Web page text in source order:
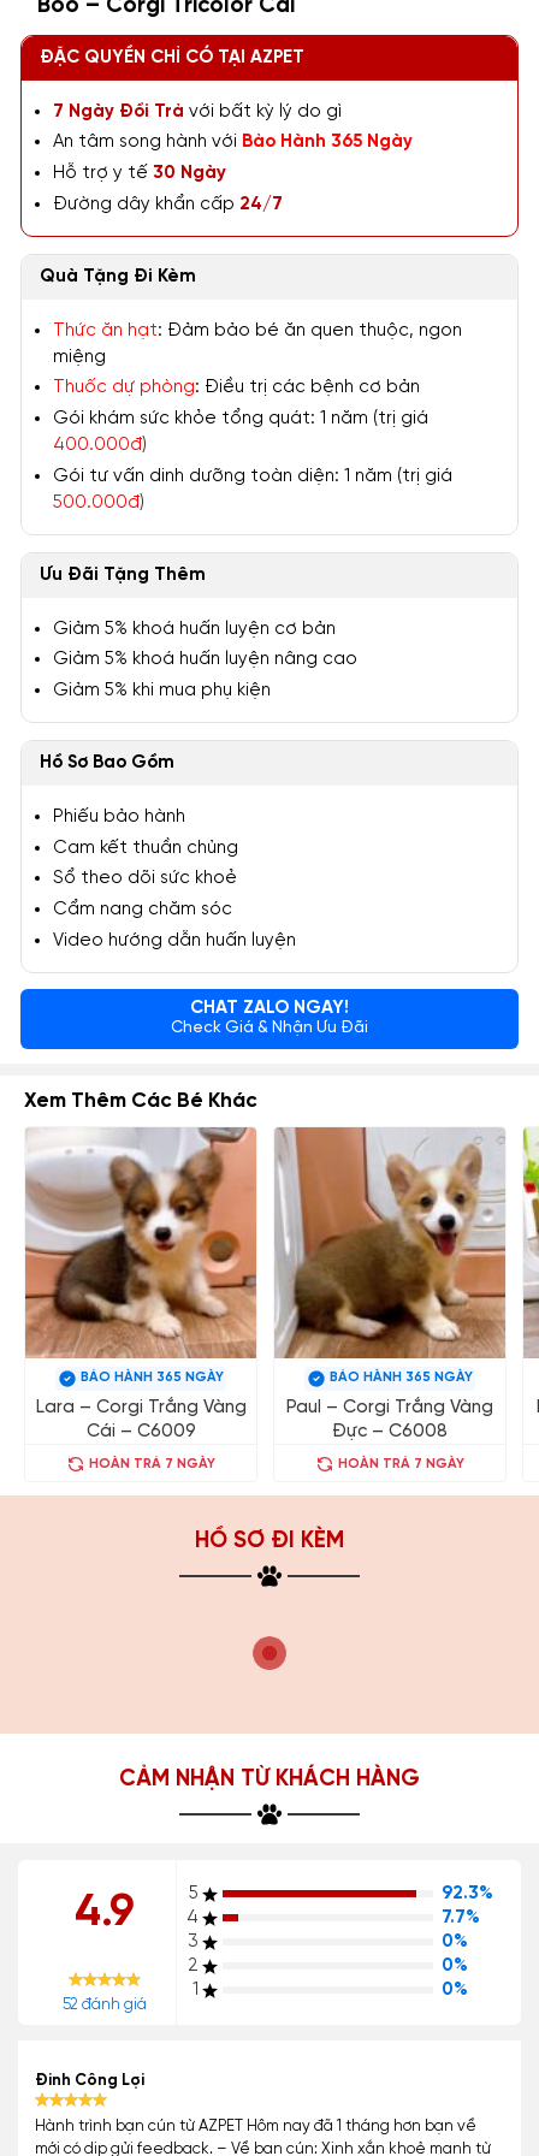
Boo – Corgi Tricolor Cái
ĐẶC QUYỀN CHỈ CÓ TẠI AZPET
7 Ngày Đổi Trả với bất kỳ lý do gì
An tâm song hành với Bảo Hành 365 Ngày
Hỗ trợ y tế 30 Ngày
Đường dây khẩn cấp 24/7
Quà Tặng Đi Kèm
Thức ăn hạt: Đảm bảo bé ăn quen thuộc, ngon
miệng
Thuốc dự phòng: Điều trị các bệnh cơ bản
Gói khám sức khỏe tổng quát: 1 năm (trị giá
400.000đ)
Gói tư vấn dinh dưỡng toàn diện: 1 năm (trị giá
500.000đ)
Ưu Đãi Tặng Thêm
Giảm 5% khoá huấn luyện cơ bản
Giảm 5% khoá huấn luyện nâng cao
Giảm 5% khi mua phụ kiện
Hồ Sơ Bao Gồm
Phiếu bảo hành
Cam kết thuần chủng
Sổ theo dõi sức khoẻ
Cẩm nang chăm sóc
Video hướng dẫn huấn luyện
CHAT ZALO NGAY!
Check Giá & Nhận Ưu Đãi
Xem Thêm Các Bé Khác
BẢO HÀNH 365 NGÀY
Lara – Corgi Trắng Vàng
Cái – C6009
HOÀN TRẢ 7 NGÀY
BẢO HÀNH 365 NGÀY
Paul – Corgi Trắng Vàng
Đực – C6008
HOÀN TRẢ 7 NGÀY
HỒ SƠ ĐI KÈM
CẢM NHẬN TỪ KHÁCH HÀNG
4.9
52 đánh giá
5
92.3%
4
7.7%
3
0%
2
0%
1
0%
Đinh Công Lợi
Hành trình bạn cún từ AZPET Hôm nay đã 1 tháng hơn bạn về
mới có dịp gửi feedback. – Về bạn cún: Xinh xắn khoẻ mạnh từ